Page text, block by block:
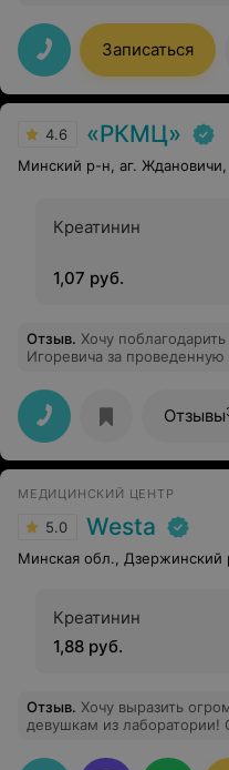
профессионализм и
лечения лёгким и результативным.
всей души! Пусть ваше
карьера - успешной и
Записаться
4.6 «РКМЦ»
Минский р-н, аг. Ждановичи,
Креатинин
1,07 руб.
Отзыв. Хочу
Игоревича за
после операции уже смогла
Отдельное спасибо всему
гинекологического
и внимания я просто не
комфортные, чистые,
впечатление, что это не
Отзывы
МЕДИЦИНСКИЙ ЦЕНТР
5.0 Westa
Минская обл., Дзержинский
Креатинин
1,88 руб.
Отзыв. Хочу выразить
девушкам из лаборатории!
пробирок